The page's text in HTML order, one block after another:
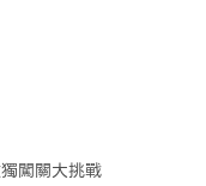
闖關大挑戰